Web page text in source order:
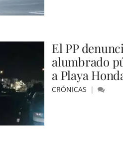
El PP
alumbrado
a Playa
CRÓNICAS